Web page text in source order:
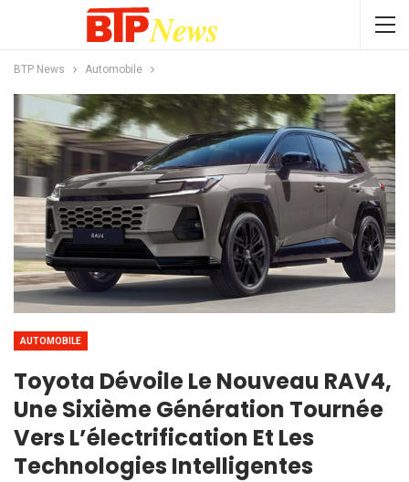
BTP News Automobile
AUTOMOBILE
Toyota Dévoile Le Nouveau RAV4,
Une Sixième Génération Tournée
Vers L’électrification Et Les
Technologies Intelligentes